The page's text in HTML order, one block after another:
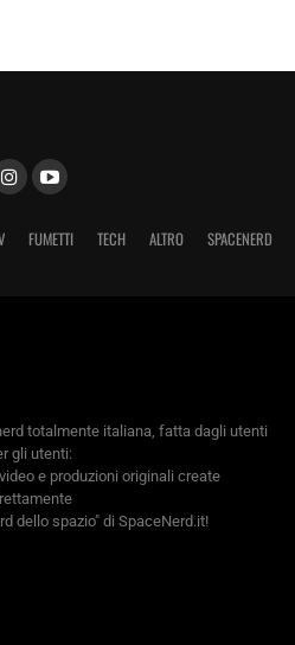
FUMETTI TECH ALTRO SPACENERD
totalmente italiana, fatta dagli utenti
gli utenti:
e produzioni originali create
dello spazio" di SpaceNerd.it!